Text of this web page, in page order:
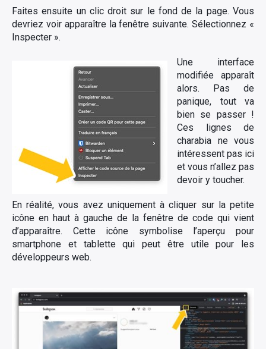
Faites ensuite un clic droit sur le fond de la page. Vous
devriez voir apparaître la fenêtre suivante. Sélectionnez «
Inspecter ».
Une interface
modifiée apparaît
alors. Pas de
panique, tout va
bien se passer !
Ces lignes de
charabia ne vous
intéressent pas ici
et vous n’allez pas
devoir y toucher.
En réalité, vous avez uniquement à cliquer sur la petite
icône en haut à gauche de la fenêtre de code qui vient
d’apparaître. Cette icône symbolise l’aperçu pour
smartphone et tablette qui peut être utile pour les
développeurs web.